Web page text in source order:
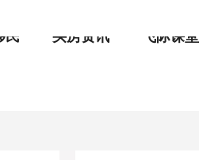
民 买房资讯 飞际课堂